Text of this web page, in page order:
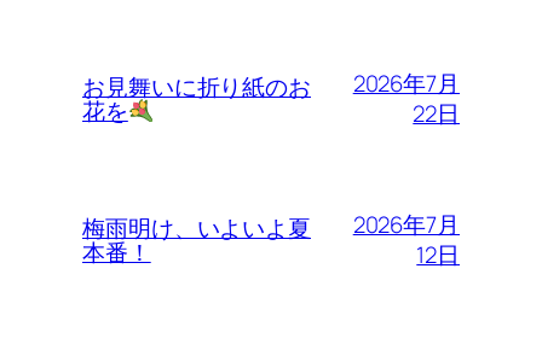
お見舞いに折り紙のお
花を
2026年7月
22日
梅雨明け、いよいよ夏
本番！
2026年7月
12日